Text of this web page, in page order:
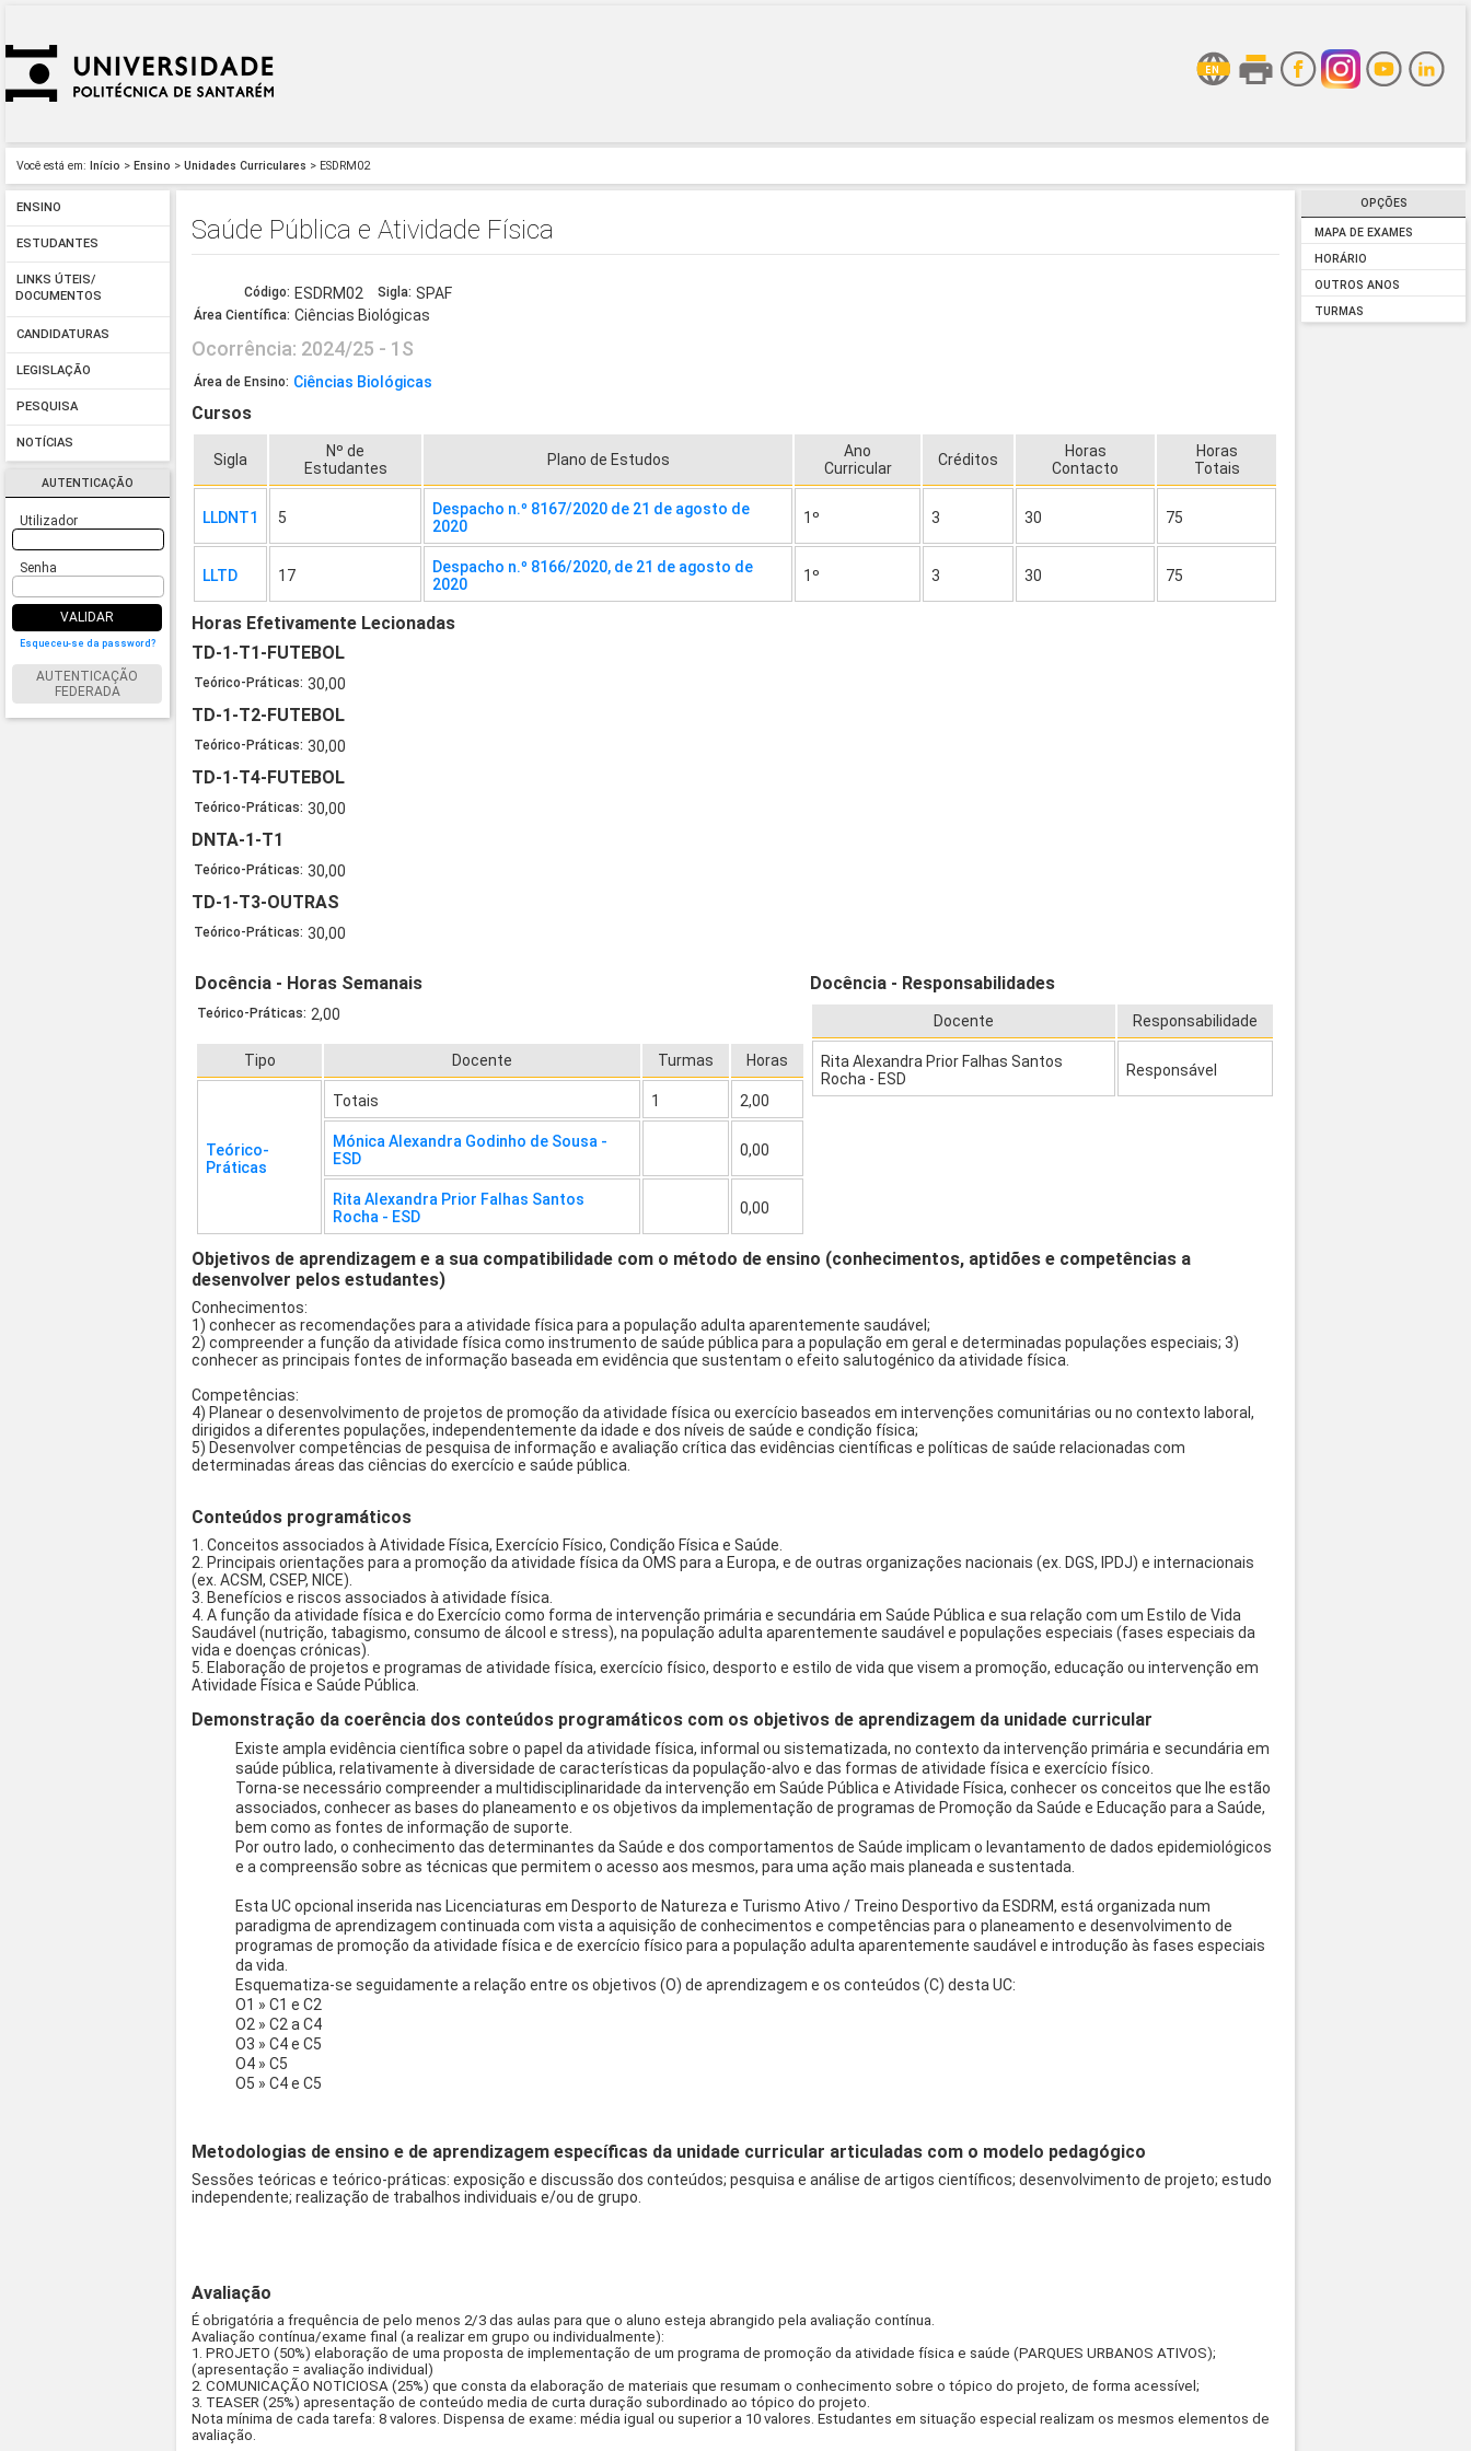
Você está em: Início > Ensino > Unidades Curriculares > ESDRM02
ENSINO
ESTUDANTES
LINKS ÚTEIS/
DOCUMENTOS
CANDIDATURAS
LEGISLAÇÃO
PESQUISA
NOTÍCIAS
AUTENTICAÇÃO
Utilizador
Senha
VALIDAR
Esqueceu-se da password?
AUTENTICAÇÃO
FEDERADA
OPÇÕES
MAPA DE EXAMES
HORÁRIO
OUTROS ANOS
TURMAS
Saúde Pública e Atividade Física
Código: ESDRM02 Sigla: SPAF
Área Científica: Ciências Biológicas
Ocorrência: 2024/25 - 1S
Área de Ensino: Ciências Biológicas
Cursos
Sigla
Nº de
Estudantes
Plano de Estudos
Ano
Curricular
Créditos
Horas
Contacto
Horas
Totais
LLDNT1 5
Despacho n.º 8167/2020 de 21 de agosto de
2020
1º 3 30 75
LLTD 17
Despacho n.º 8166/2020, de 21 de agosto de
2020
1º 3 30 75
Horas Efetivamente Lecionadas
TD-1-T1-FUTEBOL
Teórico-Práticas: 30,00
TD-1-T2-FUTEBOL
Teórico-Práticas: 30,00
TD-1-T4-FUTEBOL
Teórico-Práticas: 30,00
DNTA-1-T1
Teórico-Práticas: 30,00
TD-1-T3-OUTRAS
Teórico-Práticas: 30,00
Docência - Horas Semanais
Teórico-Práticas: 2,00
Tipo Docente Turmas Horas
Teórico-
Práticas
Totais 1 2,00
Mónica Alexandra Godinho de Sousa -
ESD
0,00
Rita Alexandra Prior Falhas Santos
Rocha - ESD
0,00
Docência - Responsabilidades
Docente Responsabilidade
Rita Alexandra Prior Falhas Santos
Rocha - ESD
Responsável
Objetivos de aprendizagem e a sua compatibilidade com o método de ensino (conhecimentos, aptidões e competências a
desenvolver pelos estudantes)
Conhecimentos:
1) conhecer as recomendações para a atividade física para a população adulta aparentemente saudável;
2) compreender a função da atividade física como instrumento de saúde pública para a população em geral e determinadas populações especiais; 3)
conhecer as principais fontes de informação baseada em evidência que sustentam o efeito salutogénico da atividade física.
Competências:
4) Planear o desenvolvimento de projetos de promoção da atividade física ou exercício baseados em intervenções comunitárias ou no contexto laboral,
dirigidos a diferentes populações, independentemente da idade e dos níveis de saúde e condição física;
5) Desenvolver competências de pesquisa de informação e avaliação crítica das evidências científicas e políticas de saúde relacionadas com
determinadas áreas das ciências do exercício e saúde pública.
Conteúdos programáticos
1. Conceitos associados à Atividade Física, Exercício Físico, Condição Física e Saúde.
2. Principais orientações para a promoção da atividade física da OMS para a Europa, e de outras organizações nacionais (ex. DGS, IPDJ) e internacionais
(ex. ACSM, CSEP, NICE).
3. Benefícios e riscos associados à atividade física.
4. A função da atividade física e do Exercício como forma de intervenção primária e secundária em Saúde Pública e sua relação com um Estilo de Vida
Saudável (nutrição, tabagismo, consumo de álcool e stress), na população adulta aparentemente saudável e populações especiais (fases especiais da
vida e doenças crónicas).
5. Elaboração de projetos e programas de atividade física, exercício físico, desporto e estilo de vida que visem a promoção, educação ou intervenção em
Atividade Física e Saúde Pública.
Demonstração da coerência dos conteúdos programáticos com os objetivos de aprendizagem da unidade curricular
Existe ampla evidência científica sobre o papel da atividade física, informal ou sistematizada, no contexto da intervenção primária e secundária em
saúde pública, relativamente à diversidade de características da população-alvo e das formas de atividade física e exercício físico.
Torna-se necessário compreender a multidisciplinaridade da intervenção em Saúde Pública e Atividade Física, conhecer os conceitos que lhe estão
associados, conhecer as bases do planeamento e os objetivos da implementação de programas de Promoção da Saúde e Educação para a Saúde,
bem como as fontes de informação de suporte.
Por outro lado, o conhecimento das determinantes da Saúde e dos comportamentos de Saúde implicam o levantamento de dados epidemiológicos
e a compreensão sobre as técnicas que permitem o acesso aos mesmos, para uma ação mais planeada e sustentada.
Esta UC opcional inserida nas Licenciaturas em Desporto de Natureza e Turismo Ativo / Treino Desportivo da ESDRM, está organizada num
paradigma de aprendizagem continuada com vista a aquisição de conhecimentos e competências para o planeamento e desenvolvimento de
programas de promoção da atividade física e de exercício físico para a população adulta aparentemente saudável e introdução às fases especiais
da vida.
Esquematiza-se seguidamente a relação entre os objetivos (O) de aprendizagem e os conteúdos (C) desta UC:
O1 » C1 e C2
O2 » C2 a C4
O3 » C4 e C5
O4 » C5
O5 » C4 e C5
Metodologias de ensino e de aprendizagem específicas da unidade curricular articuladas com o modelo pedagógico
Sessões teóricas e teórico-práticas: exposição e discussão dos conteúdos; pesquisa e análise de artigos científicos; desenvolvimento de projeto; estudo
independente; realização de trabalhos individuais e/ou de grupo.
Avaliação
É obrigatória a frequência de pelo menos 2/3 das aulas para que o aluno esteja abrangido pela avaliação contínua.
Avaliação contínua/exame final (a realizar em grupo ou individualmente):
1. PROJETO (50%) elaboração de uma proposta de implementação de um programa de promoção da atividade física e saúde (PARQUES URBANOS ATIVOS);
(apresentação = avaliação individual)
2. COMUNICAÇÃO NOTICIOSA (25%) que consta da elaboração de materiais que resumam o conhecimento sobre o tópico do projeto, de forma acessível;
3. TEASER (25%) apresentação de conteúdo media de curta duração subordinado ao tópico do projeto.
Nota mínima de cada tarefa: 8 valores. Dispensa de exame: média igual ou superior a 10 valores. Estudantes em situação especial realizam os mesmos elementos de
avaliação.